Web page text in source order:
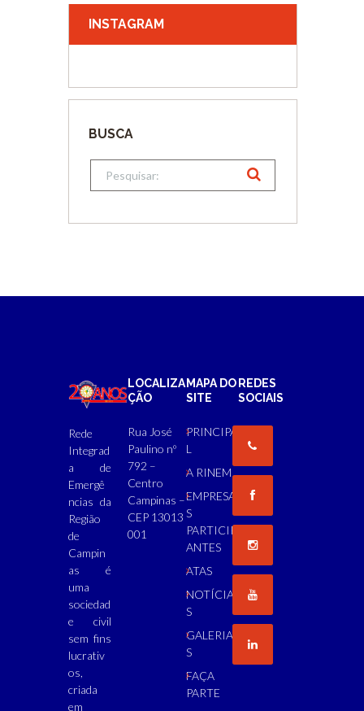
INSTAGRAM
BUSCA
Rede
Integrad
a de
Emergê
ncias da
Região
de
Campin
as é
uma
sociedad
e civil
sem fins
lucrativ
os,
criada
em
LOCALIZA
ÇÃO
Rua José
Paulino nº
792 –
Centro
Campinas –
CEP 13013
001
MAPA DO
SITE
PRINCIPA
L
A RINEM
EMPRESA
S
PARTICIP
ANTES
ATAS
NOTÍCIA
S
GALERIA
S
FAÇA
PARTE
REDES
SOCIAIS